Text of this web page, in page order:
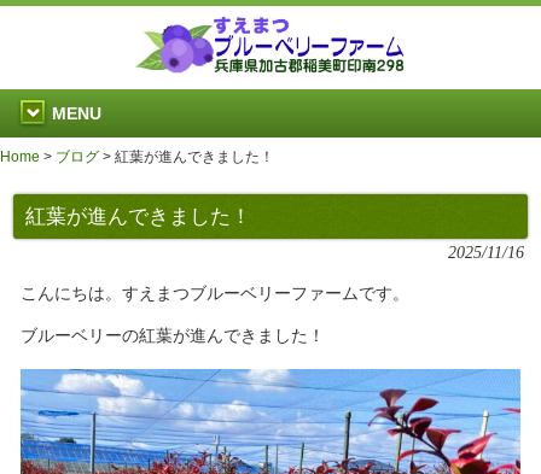
MENU
Home > ブログ > 紅葉が進んできました！
紅葉が進んできました！
2025/11/16
こんにちは。すえまつブルーベリーファームです。
ブルーベリーの紅葉が進んできました！